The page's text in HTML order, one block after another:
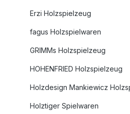
Erzi Holzspielzeug
fagus Holzspielwaren
GRIMMs Holzspielzeug
HOHENFRIED Holzspielzeug
Holzdesign Mankiewicz
Holztiger Spielwaren